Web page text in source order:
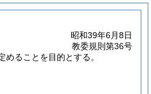
昭和39年6月8日
教委規則第36号
めることを目的とする。